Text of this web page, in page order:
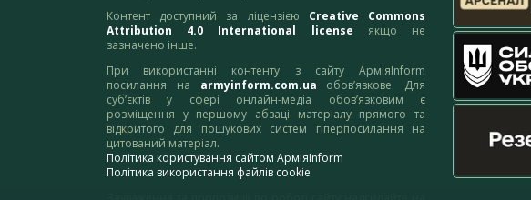
Контент доступний за ліцензією Creative Commons
Attribution 4.0 International license якщо не
зазначено інше.
При використанні контенту з сайту АрміяInform
посилання на armyinform.com.ua обов’язкове. Для
суб’єктів у сфері онлайн-медіа обов’язковим є
розміщення у першому абзаці матеріалу прямого та
відкритого для пошукових систем гіперпосилання на
цитований матеріал.
Політика користування сайтом АрміяInform
Політика використання файлів cookie